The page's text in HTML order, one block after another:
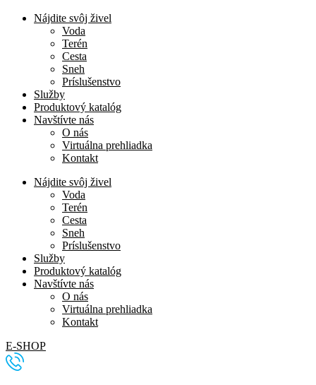
Nájdite svôj živel
Voda
Terén
Cesta
Sneh
Príslušenstvo
Služby
Produktový katalóg
Navštívte nás
O nás
Virtuálna prehliadka
Kontakt
Nájdite svôj živel
Voda
Terén
Cesta
Sneh
Príslušenstvo
Služby
Produktový katalóg
Navštívte nás
O nás
Virtuálna prehliadka
Kontakt
E-SHOP